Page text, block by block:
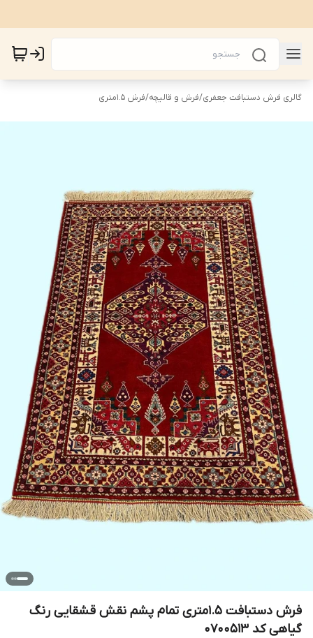
گالری فرش دستبافت جعفری/فرش و قالیچه/فرش 1.5متری
فرش دستبافت 1.5متری تمام پشم نقش قشقایی رنگ
گیاهی کد 0700513